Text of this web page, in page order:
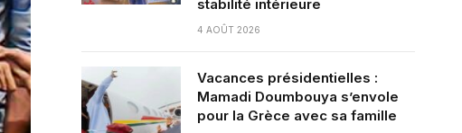
stabilité intérieure
4 AOÛT 2026
Vacances présidentielles :
Mamadi Doumbouya s’envole
pour la Grèce avec sa famille